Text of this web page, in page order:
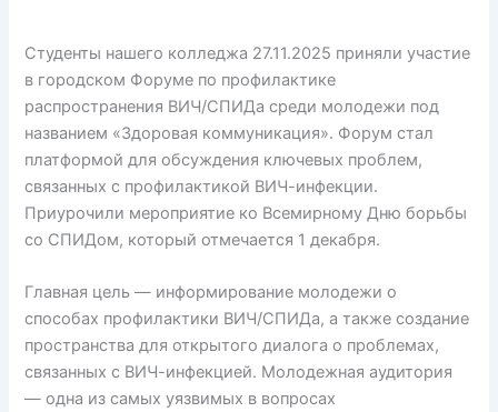
Студенты нашего колледжа 27.11.2025 приняли участие
в городском Форуме по профилактике
распространения ВИЧ/СПИДа среди молодежи под
названием «Здоровая коммуникация». Форум стал
платформой для обсуждения ключевых проблем,
связанных с профилактикой ВИЧ-инфекции.
Приурочили мероприятие ко Всемирному Дню борьбы
со СПИДом, который отмечается 1 декабря.
Главная цель — информирование молодежи о
способах профилактики ВИЧ/СПИДа, а также создание
пространства для открытого диалога о проблемах,
связанных с ВИЧ-инфекцией. Молодежная аудитория
— одна из самых уязвимых в вопросах